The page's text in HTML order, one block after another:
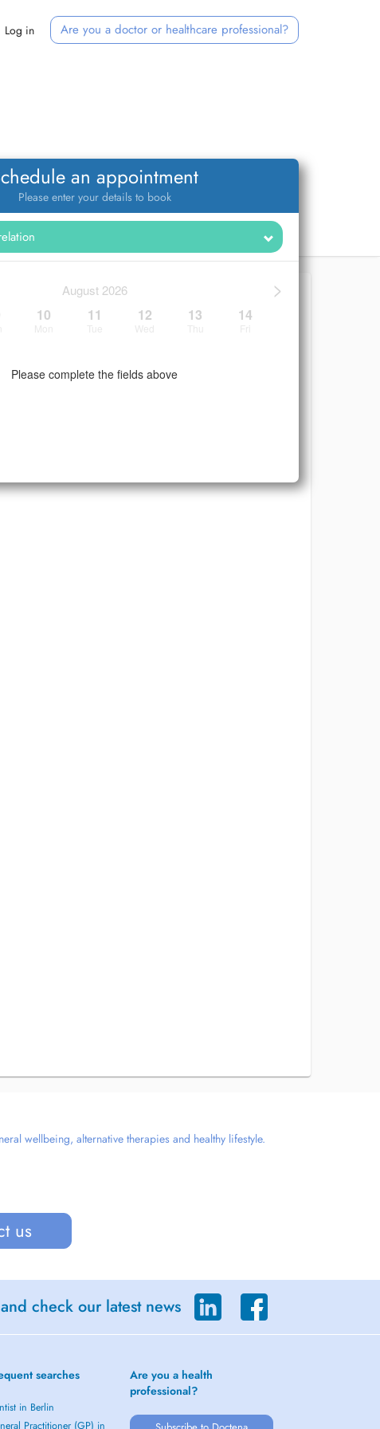
Log in Are you a doctor or healthcare professional?
an appointment
Please enter your details to book
>
August 2026
10 11 12 13 14
Please complete the fields above
wellbeing, alternative therapies and healthy lifestyle.
us
check our latest news
searches
in Berlin
Practitioner (GP) in
Are you a health
professional?